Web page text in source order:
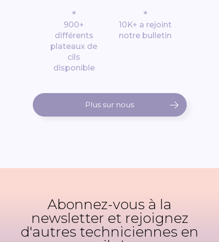
*
900+
différents
plateaux de
cils
disponible
*
10K+ a rejoint
notre bulletin
Plus sur nous
Abonnez-vous à la
newsletter et rejoignez
d'autres techniciennes en